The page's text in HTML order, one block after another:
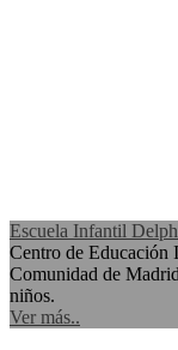
Escuela Infantil
Centro de Educación
Comunidad de
niños.
Ver más..